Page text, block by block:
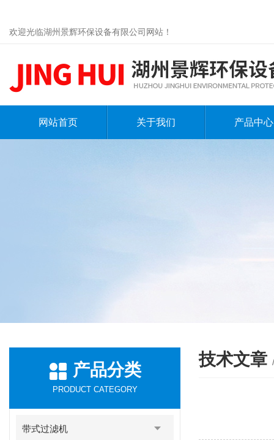
欢迎光临湖州景辉环保设备有限公司网站！
网站首页 关于我们 产品中心
产品分类
PRODUCT CATEGORY
带式过滤机
技术文章